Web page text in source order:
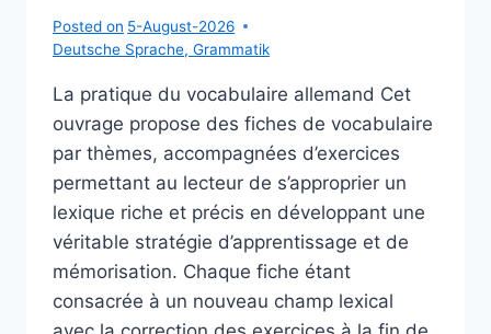
Posted on 5-August-2026
Deutsche Sprache, Grammatik
La pratique du vocabulaire allemand Cet
ouvrage propose des fiches de vocabulaire
par thèmes, accompagnées d’exercices
permettant au lecteur de s’approprier un
lexique riche et précis en développant une
véritable stratégie d’apprentissage et de
mémorisation. Chaque fiche étant
consacrée à un nouveau champ lexical